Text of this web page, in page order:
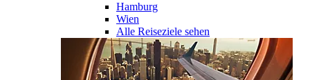
Hamburg
Wien
Alle Reiseziele sehen